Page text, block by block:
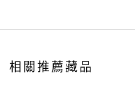
相關推薦藏品